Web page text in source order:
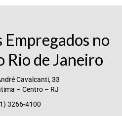
no
Rio de Janeiro
Cavalcanti, 33
– Centro – RJ
3266-4100